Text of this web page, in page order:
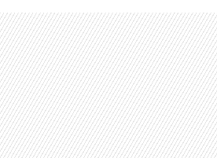
Skip to main content